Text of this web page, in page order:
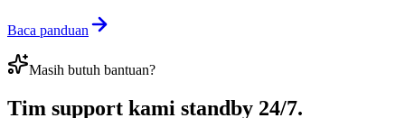
Baca panduan
Masih butuh bantuan?
Tim support kami standby 24/7.